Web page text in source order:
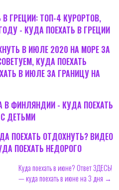
ГРЕЦИИ: ТОП-4 КУРОРТОВ,
- КУДА ПОЕХАТЬ В ГРЕЦИИ
В ИЮЛЕ 2020 НА МОРЕ ЗА
КУДА ПОЕХАТЬ
В ИЮЛЕ ЗА ГРАНИЦУ НА
В ФИНЛЯНДИИ - КУДА ПОЕХАТЬ
ДЕТЬМИ
ПОЕХАТЬ ОТДОХНУТЬ? ВИДЕО
ПОЕХАТЬ НЕДОРОГО
Куда поехать в июне? Ответ ЗДЕСЬ!
— куда поехать в июне на 3 дня →